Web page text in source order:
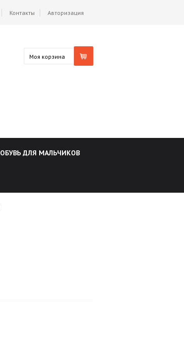
Авторизация
Контакты
Моя корзина
ОБУВЬ ДЛЯ МАЛЬЧИКОВ